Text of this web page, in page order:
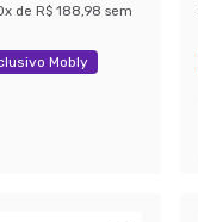
x de R$ 188,98 sem
Mobly